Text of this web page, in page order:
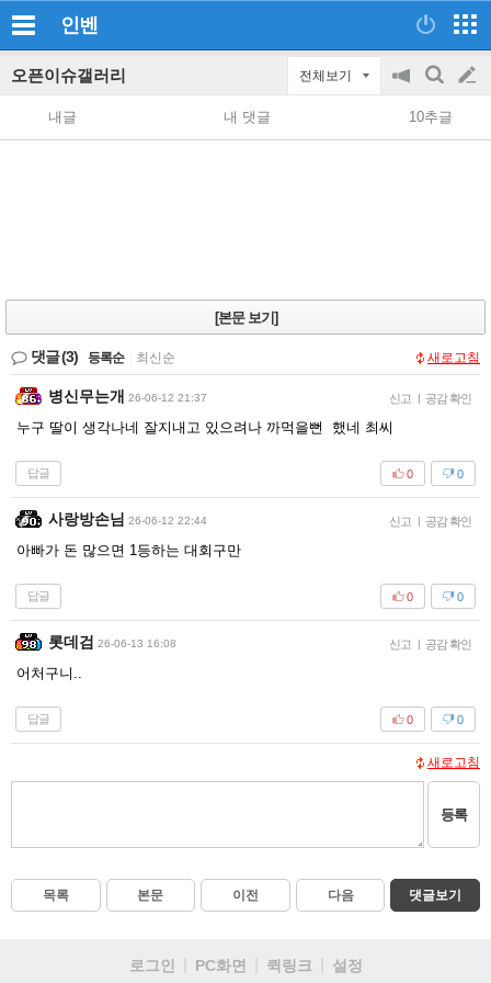
인벤
오픈이슈갤러리 전체보기
공
지
on/off
검
색
글
쓰
내글 내 댓글 10추글
[본문 보기]
댓글(3) 등록순 최신순 새로고침
병신무는개 26-06-12 21:37 신고 | 공감 확인
누구 딸이 생각나네 잘지내고 있으려나 까먹을뻔 했네 최씨
답글 0
0
사랑방손님 26-06-12 22:44 신고 | 공감 확인
아빠가 돈 많으면 1등하는 대회구만
답글 0
0
롯데검 26-06-13 16:08 신고 | 공감 확인
어처구니..
답글 0
0
새로고침
등록
목록 본문 이전 다음 댓글보기
로그인 PC화면 퀵링크 설정